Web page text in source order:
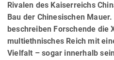
Rivalen des Kaiserreichs
Bau der Chinesischen
beschreiben Forschende die
multiethnisches Reich mit
Vielfalt – sogar innerhalb